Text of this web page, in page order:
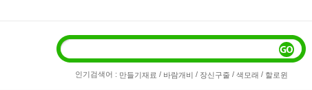
인기검색어 : 만들기재료 / 바람개비 / 장신구줄 / 색모래 / 할로윈